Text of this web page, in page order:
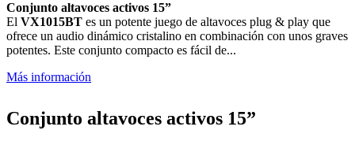
Conjunto altavoces activos 15”
El VX1015BT es un potente juego de altavoces plug & play que
ofrece un audio dinámico cristalino en combinación con unos graves
potentes. Este conjunto compacto es fácil de...
Más información
Conjunto altavoces activos 15”